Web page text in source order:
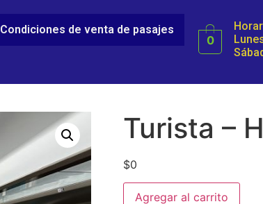
Condiciones de venta de pasajes
0
Turista –
$0
Agregar al carrito